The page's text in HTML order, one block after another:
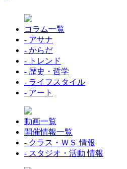
コラム一覧
- アサナ
- からだ
- トレンド
- 歴史・哲学
- ライフスタイル
- アート
動画一覧
開催情報一覧
- クラス・ＷＳ 情報
- スタジオ・活動 情報